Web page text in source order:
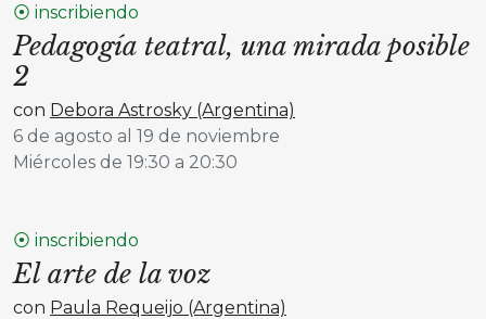
⦿ inscribiendo
Pedagogía teatral, una mirada posible
2
con Debora Astrosky (Argentina)
6 de agosto al 19 de noviembre
Miércoles de 19:30 a 20:30
⦿ inscribiendo
El arte de la voz
con Paula Requeijo (Argentina)